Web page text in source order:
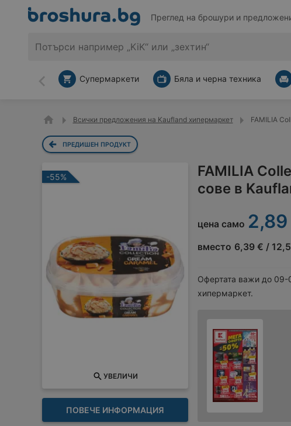
Преглед на брошури и
Назад
Супермаркети Бяла и черна техника
Всички предложения на Kaufland хипермаркет FAMILIA
ПРЕДИШЕН ПРОДУКТ
УВЕЛИЧИ
-55%
ПОВЕЧЕ ИНФОРМАЦИЯ
FAMILIA
сове в
цена само
вместо 6,39 € /
Офертата важи до 09-
хипермаркет.